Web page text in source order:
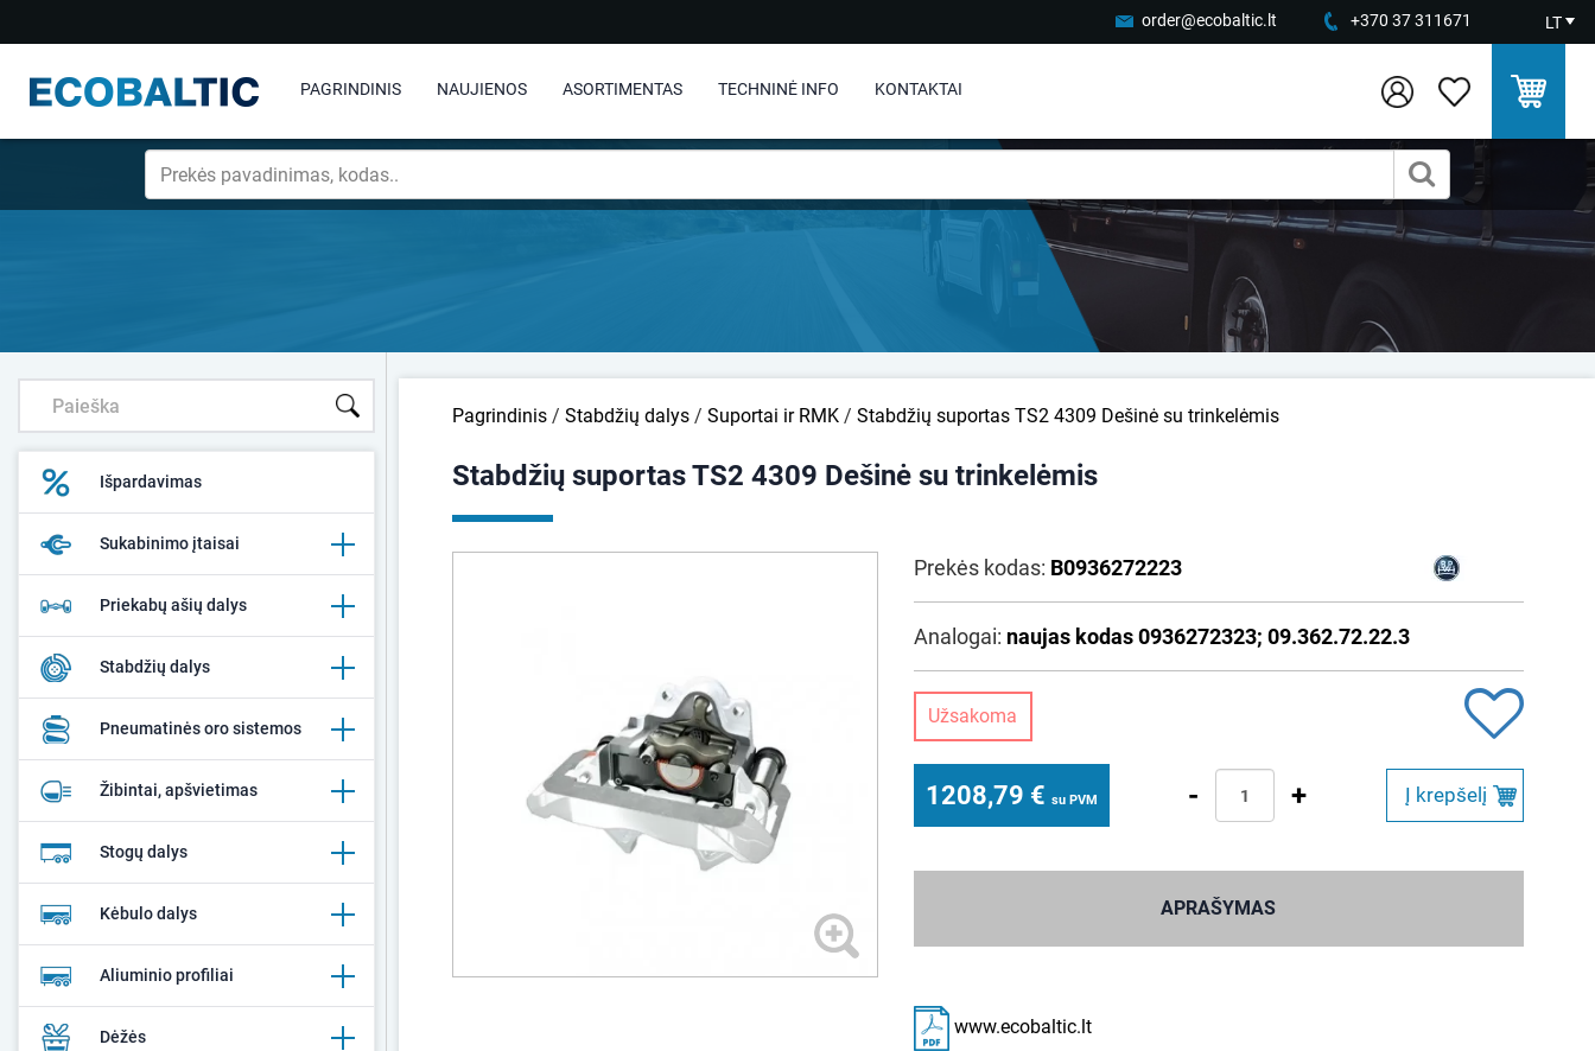
order@ecobaltic.lt +370 37 311671 LT
PAGRINDINIS NAUJIENOS ASORTIMENTAS TECHNINĖ INFO KONTAKTAI
Išpardavimas
Sukabinimo įtaisai
Priekabų ašių dalys
Stabdžių dalys
Pneumatinės oro sistemos
Žibintai, apšvietimas
Stogų dalys
Kėbulo dalys
Aliuminio profiliai
Dėžės
Pagrindinis / Stabdžių dalys / Suportai ir RMK / Stabdžių suportas TS2 4309 Dešinė su trinkelėmis
Stabdžių suportas TS2 4309 Dešinė su trinkelėmis
Prekės kodas: B0936272223
Analogai: naujas kodas 0936272323; 09.362.72.22.3
Užsakoma
1208,79 € su PVM - + Į krepšelį
APRAŠYMAS
www.ecobaltic.lt